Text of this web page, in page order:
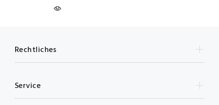
Rechtliches
Service